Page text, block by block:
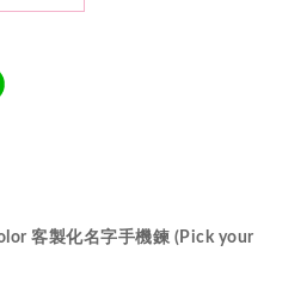
客製化名字手機鍊 (Pick your